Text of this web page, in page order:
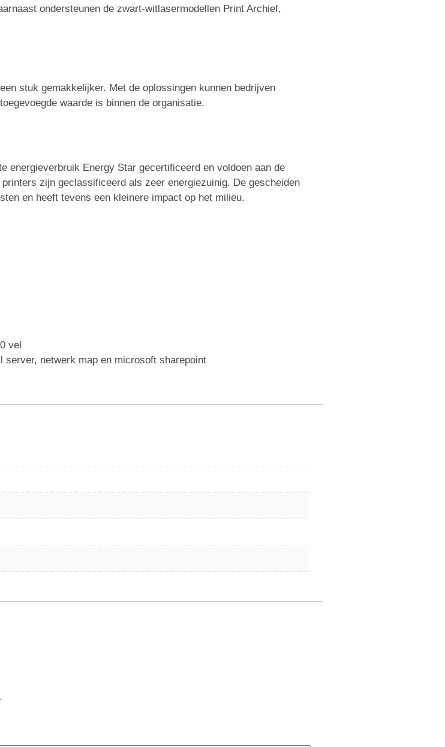
ondersteunen de zwart-witlasermodellen Print Archief,
stuk gemakkelijker. Met de oplossingen kunnen bedrijven
waarde is binnen de organisatie.
energieverbruik Energy Star gecertificeerd en voldoen aan de
zijn geclassificeerd als zeer energiezuinig. De gescheiden
en heeft tevens een kleinere impact op het milieu.
vel
server, netwerk map en microsoft sharepoint